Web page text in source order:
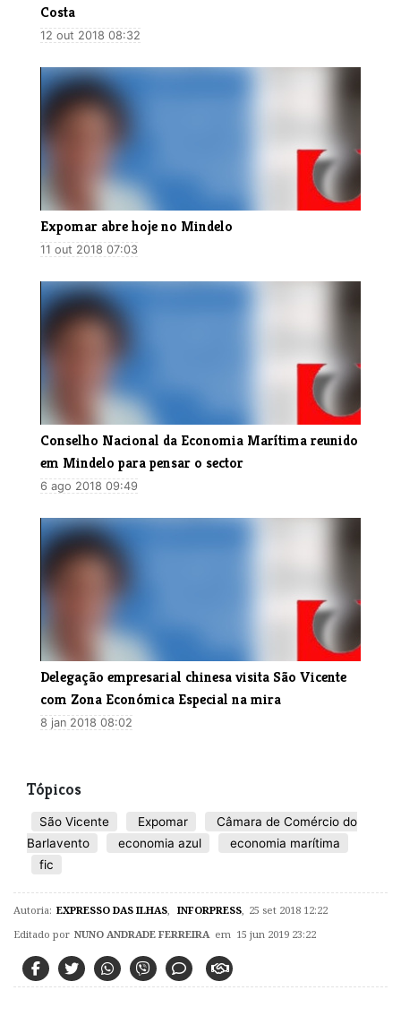
Costa
12 out 2018 08:32
Expomar abre hoje no Mindelo
11 out 2018 07:03
​Conselho Nacional da Economia Marítima reunido
em Mindelo para pensar o sector
6 ago 2018 09:49
​Delegação empresarial chinesa visita São Vicente
com Zona Económica Especial na mira
8 jan 2018 08:02
Tópicos
São Vicente Expomar
Câmara de Comércio do
Barlavento
economia azul
economia marítima
fic
Autoria: EXPRESSO DAS ILHAS INFORPRESS 25 set 2018 12:22
Editado por NUNO ANDRADE FERREIRA em 15 jun 2019 23:22